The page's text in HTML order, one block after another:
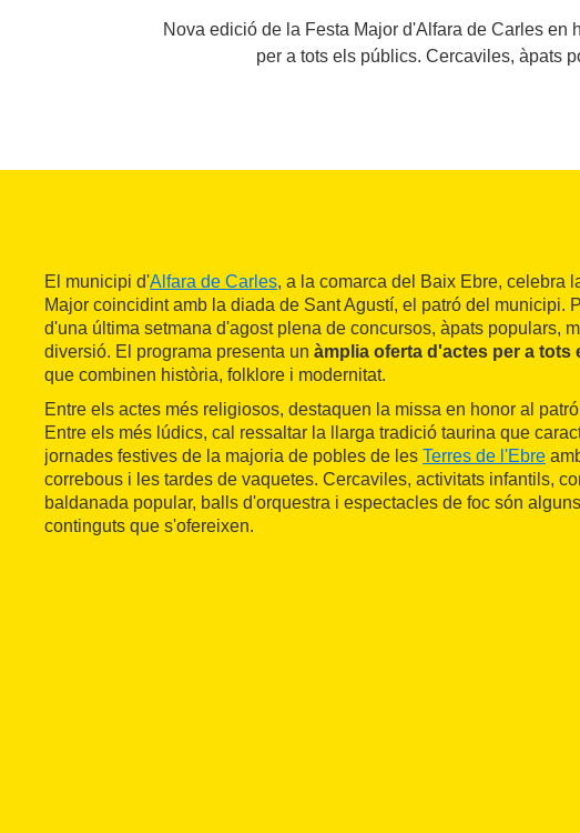
Nova edició de la Festa Major d'Alfara de Carles en
per a tots els públics. Cercaviles, àpats
El municipi d'Alfara de Carles, a la comarca del Baix Ebre, celebra
Major coincidint amb la diada de Sant Agustí, el patró del municipi.
d'una última setmana d'agost plena de concursos, àpats populars,
diversió. El programa presenta un àmplia oferta d'actes per a tots
que combinen història, folklore i modernitat.
Entre els actes més religiosos, destaquen la missa en honor al
Entre els més lúdics, cal ressaltar la llarga tradició taurina que
jornades festives de la majoria de pobles de les Terres de l'Ebre
correbous i les tardes de vaquetes. Cercaviles, activitats infantils,
baldanada popular, balls d'orquestra i espectacles de foc són
continguts que s'ofereixen.